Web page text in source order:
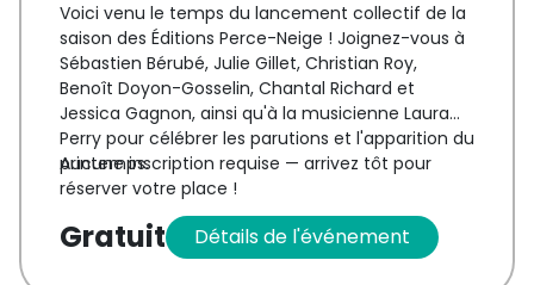
Voici venu le temps du lancement collectif de la
saison des Éditions Perce-Neige ! Joignez-vous à
Sébastien Bérubé, Julie Gillet, Christian Roy,
Benoît Doyon-Gosselin, Chantal Richard et
Jessica Gagnon, ainsi qu'à la musicienne Laura
Perry pour célébrer les parutions et l'apparition du
printemps.
Au menu : lectures, vente et dédicaces de livres !
Aucune inscription requise — arrivez tôt pour
réserver votre place !
Gratuit Détailsde l'événement